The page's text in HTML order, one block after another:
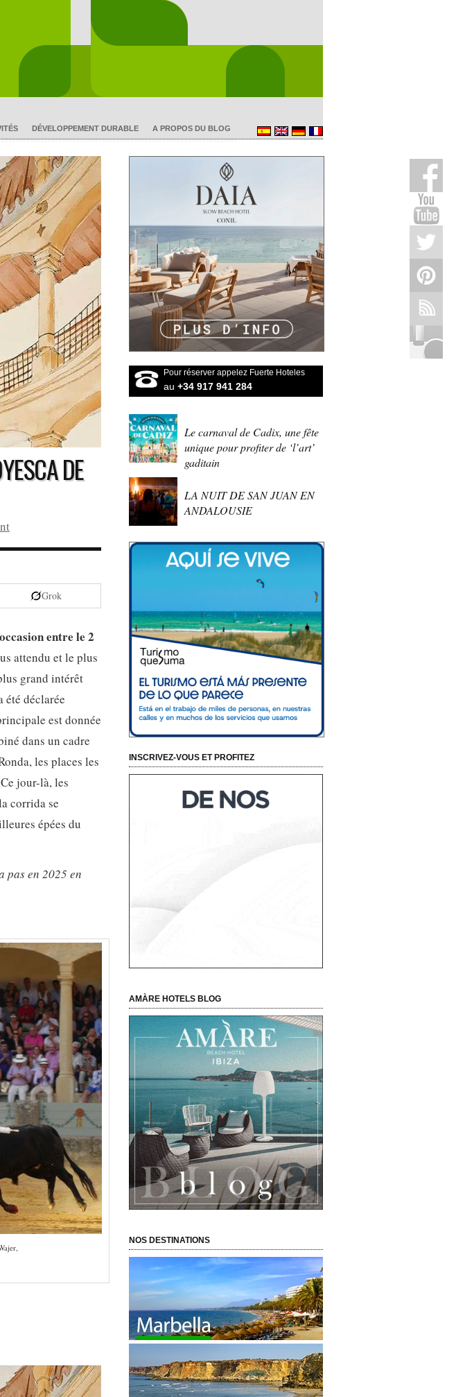
DÉVELOPPEMENT DURABLE A PROPOS DU BLOG
DE
Grok
entre le 2
attendu et le plus
grand intérêt
déclarée
est donnée
dans un cadre
les places les
jour-là, les
corrida se
épées du
pas en 2025 en
Pour réserver appelez Fuerte Hoteles
au +34 917 941 284
Le carnaval de Cadix, une fête
unique pour profiter de ‘l’art’
gaditain
LA NUIT DE SAN JUAN EN
ANDALOUSIE
INSCRIVEZ-VOUS ET PROFITEZ
AMÀRE HOTELS BLOG
NOS DESTINATIONS